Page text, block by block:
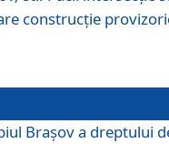
construcție
Brașov a dreptului